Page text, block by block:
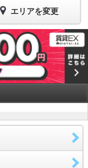
エリアを変更